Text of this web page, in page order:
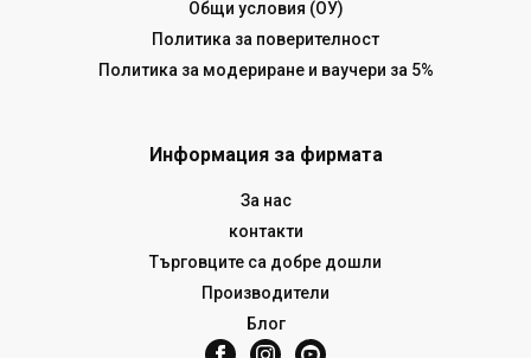
Общи условия (ОУ)
Политика за поверителност
Политика за модериране и ваучери за 5%
Информация за фирмата
За нас
контакти
Търговците са добре дошли
Производители
Блог